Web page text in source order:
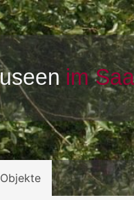
Objekte